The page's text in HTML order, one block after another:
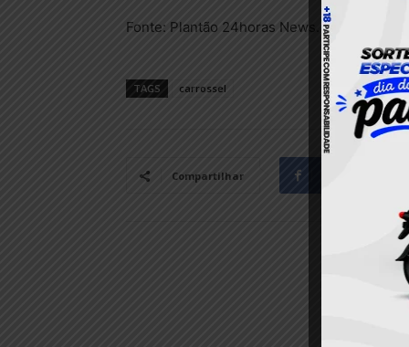
Fonte: Plantão 24horas News.
TAGS carrossel
Compartilhar